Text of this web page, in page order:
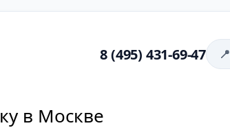
8 (495) 431-69-47
в Москве